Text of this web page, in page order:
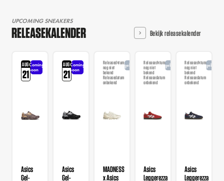
UPCOMING SNEAKERS
RELEASEKALENDER Bekijk releasekalender
AUG
21
Coming
soon
Asics
Gel-
AUG
21
Coming
soon
Asics
Gel-
Releasedatum
nog niet
bekend
Releasedatum
onbekend
Aangekondigd
MADNESS
x Asics
Releasedatum
nog niet
bekend
Releasedatum
onbekend
Aangekondigd
Asics
Leggerezza
Releasedatum
nog niet
bekend
Releasedatum
onbekend
Asics
Leggerezza